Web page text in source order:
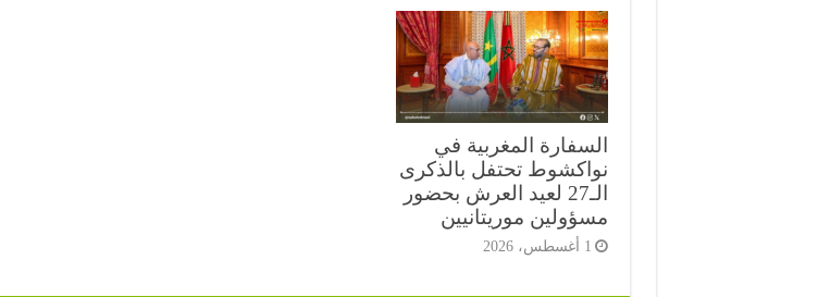
السفارة المغربية في
نواكشوط تحتفل بالذكرى
الـ27 لعيد العرش بحضور
مسؤولين موريتانيين
1 أغسطس، 2026